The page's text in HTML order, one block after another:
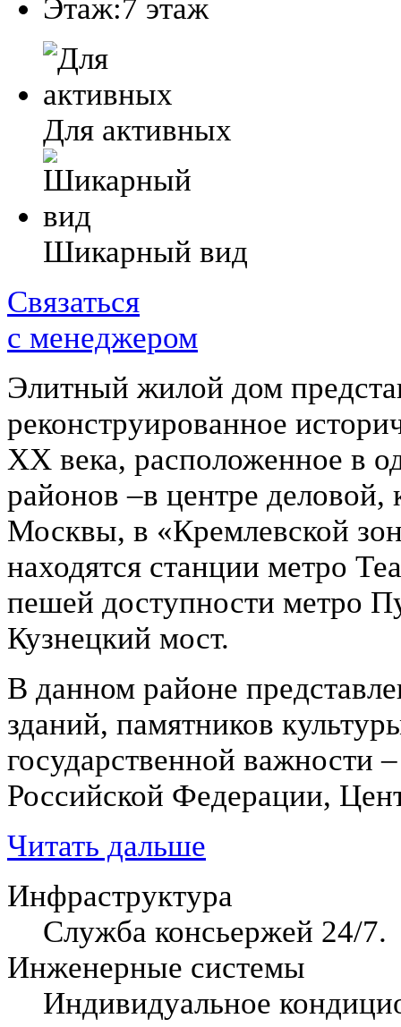
Этаж:7 этаж
Для активных
Шикарный вид
Связаться
с менеджером
Элитный жилой дом
реконструированное
XX века, расположенное в
районов –в центре деловой,
Москвы, в «Кремлевской
находятся станции метро
пешей доступности метро
Кузнецкий мост.
В данном районе
зданий, памятников
государственной важности
Российской Федерации,
Читать дальше
Инфраструктура
Служба консьержей 24/7.
Инженерные системы
Индивидуальное